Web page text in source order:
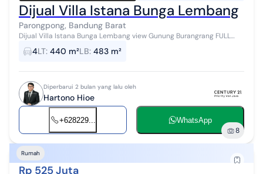
Dijual Villa Istana Bunga Lembang
Parongpong, Bandung Barat
Dijual Villa Istana Bunga Lembang view Gunung Burangrang FULL
FURNISHED , BAGUS ,TERAWAT , SIAP HUNI , ADA KOLAM RENANG Luas
Tanah 440 M2 Luas...
4LT: 440 m²LB: 483 m²
Diperbarui 2 bulan yang lalu oleh
Hartono Hioe
+628229... WhatsApp
8
Rumah
Rp 525 Juta